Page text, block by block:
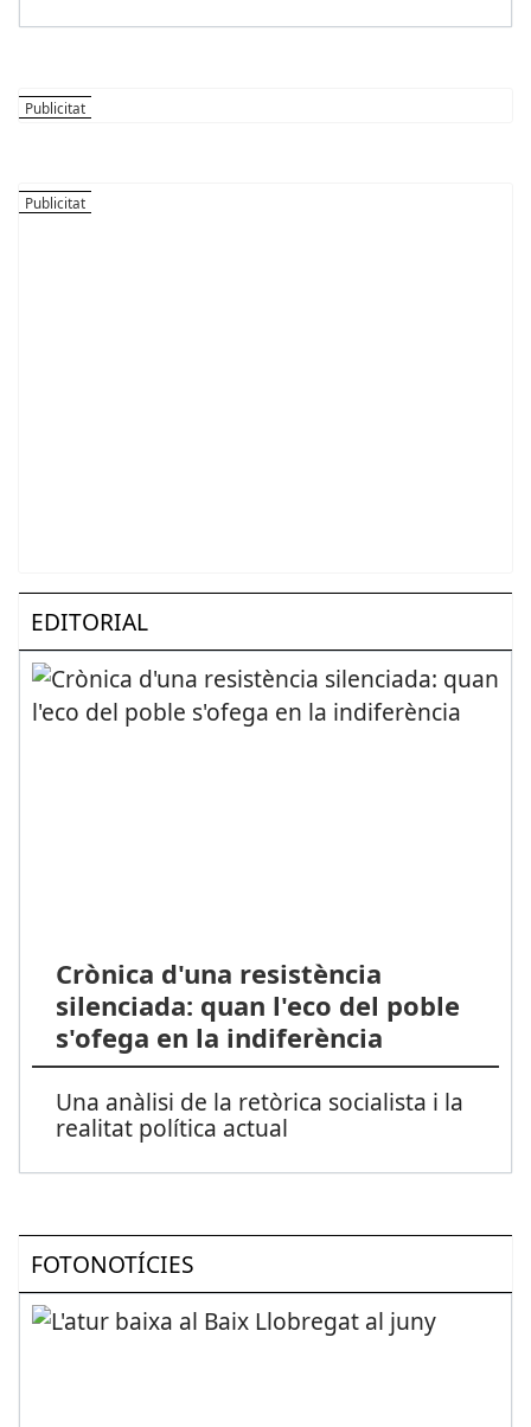
EDITORIAL
Crònica d'una resistència
silenciada: quan l'eco del poble
s'ofega en la indiferència
Una anàlisi de la retòrica socialista i la
realitat política actual
FOTONOTÍCIES